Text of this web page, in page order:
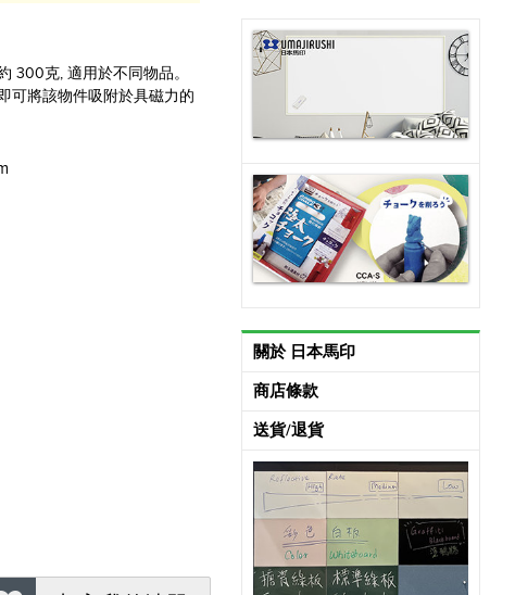
300克, 適用於不同物品。
可將該物件吸附於具磁力的
關於 日本馬印
商店條款
送貨/退貨